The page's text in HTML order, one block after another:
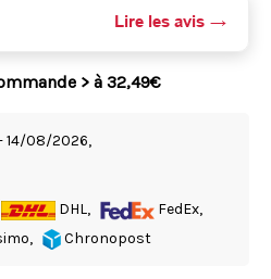
Lire les avis
> à 32,49€
14/08/2026,
DHL,
FedEx,
Chronopost